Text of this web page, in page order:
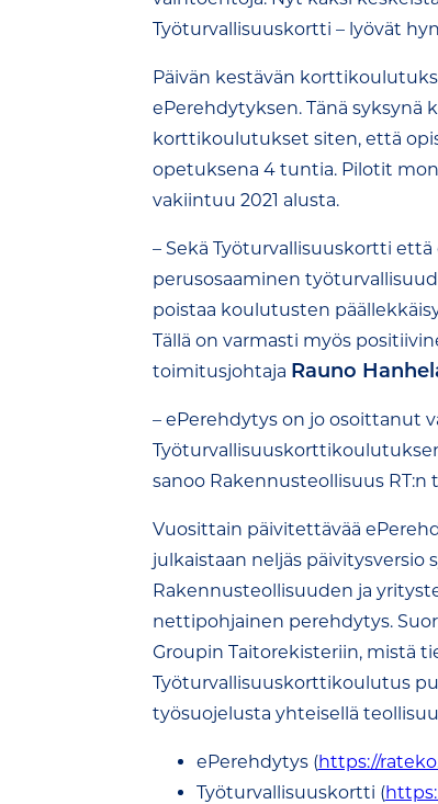
Työturvallisuuskortti – lyövät
Päivän kestävän
ePerehdytyksen. Tänä
korttikoulutukset siten, että
opetuksena 4 tuntia. Pilotit
vakiintuu 2021 alusta.
– Sekä Työturvallisuuskortti
perusosaaminen
poistaa koulutusten
Tällä on varmasti myös
toimitusjohtaja Rauno
– ePerehdytys on jo osoittanut
sanoo Rakennusteollisuus
Vuosittain päivitettävää
julkaistaan neljäs päivitysversio
Rakennusteollisuuden ja
nettipohjainen perehdytys.
Groupin Taitorekisteriin, mistä
Työturvallisuuskorttikoulutus
työsuojelusta yhteisellä
ePerehdytys (https://
Työturvallisuuskortti (